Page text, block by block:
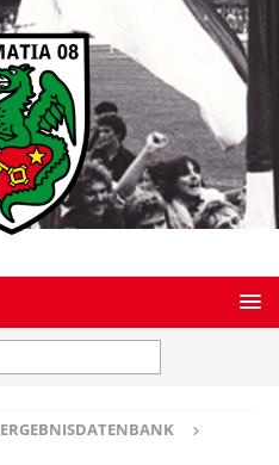
ERGEBNISDATENBANK